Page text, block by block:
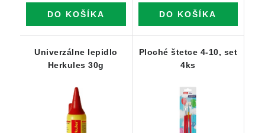
DO KOŠÍKA DO KOŠÍKA
Univerzálne lepidlo
Herkules 30g
Ploché štetce 4-10, set
4ks